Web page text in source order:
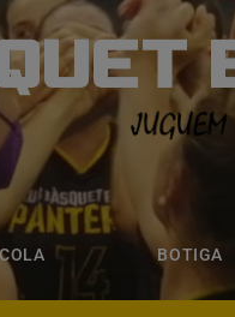
BOTIGA
BOTIGA